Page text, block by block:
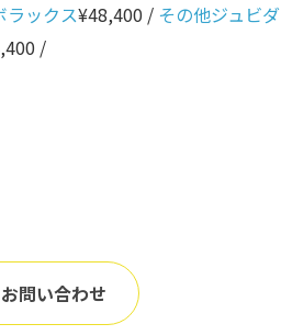
ラックス¥48,400 / その他ジュビダ
/
問い合わせ